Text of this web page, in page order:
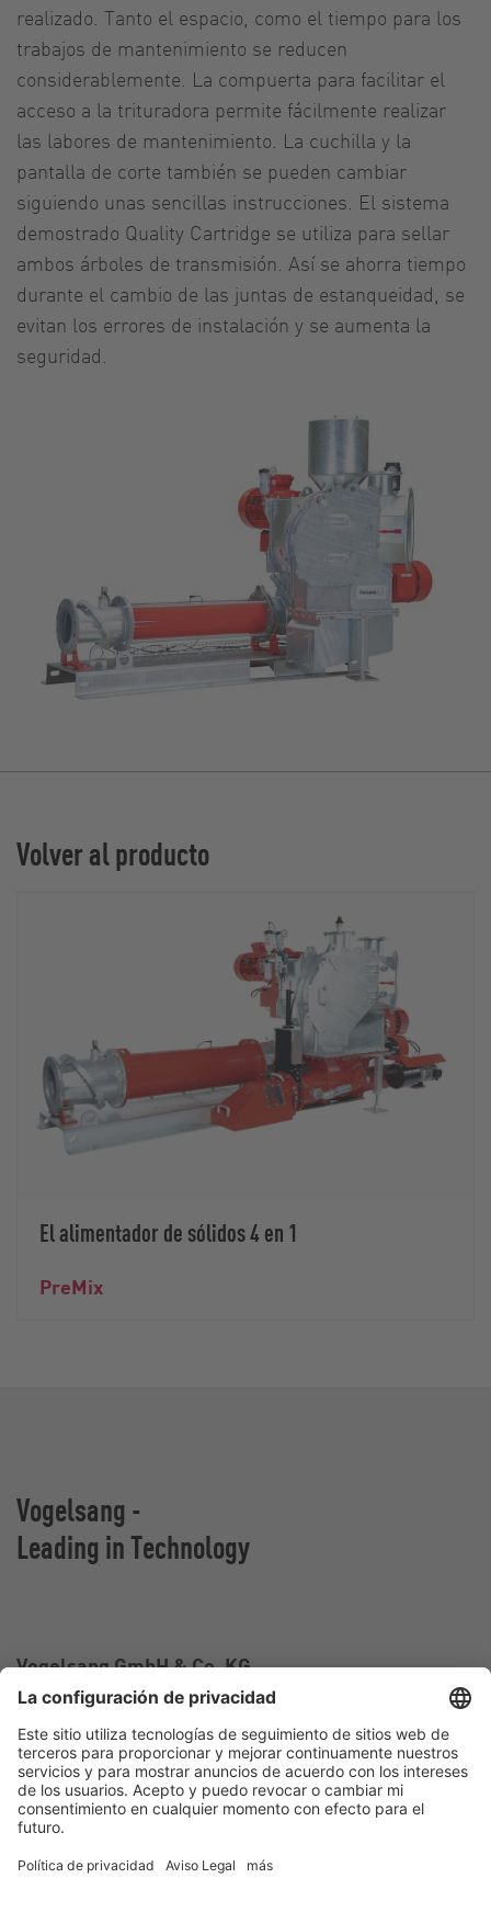
realizado. Tanto el espacio, como el tiempo para los
trabajos de mantenimiento se reducen
considerablemente. La compuerta para facilitar el
acceso a la trituradora permite fácilmente realizar
las labores de mantenimiento. La cuchilla y la
pantalla de corte también se pueden cambiar
siguiendo unas sencillas instrucciones. El sistema
demostrado Quality Cartridge se utiliza para sellar
ambos árboles de transmisión. Así se ahorra tiempo
durante el cambio de las juntas de estanqueidad, se
evitan los errores de instalación y se aumenta la
seguridad.
Volver al producto
El alimentador de sólidos 4 en 1
PreMix
Vogelsang -
Leading in Technology
Vogelsang GmbH & Co. KG
Holthoege 10-14
49632 Essen (Oldenburg)
Alemania
Contacto
germany@vogelsang.info